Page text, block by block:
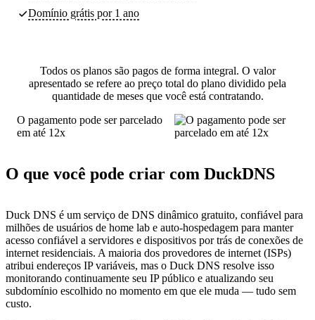
Domínio grátis por 1 ano
Todos os planos são pagos de forma integral. O valor
apresentado se refere ao preço total do plano dividido pela
quantidade de meses que você está contratando.
O pagamento pode ser parcelado
em até 12x
O que você pode criar com DuckDNS
Duck DNS é um serviço de DNS dinâmico gratuito, confiável para
milhões de usuários de home lab e auto-hospedagem para manter
acesso confiável a servidores e dispositivos por trás de conexões de
internet residenciais. A maioria dos provedores de internet (ISPs)
atribui endereços IP variáveis, mas o Duck DNS resolve isso
monitorando continuamente seu IP público e atualizando seu
subdomínio escolhido no momento em que ele muda — tudo sem
custo.